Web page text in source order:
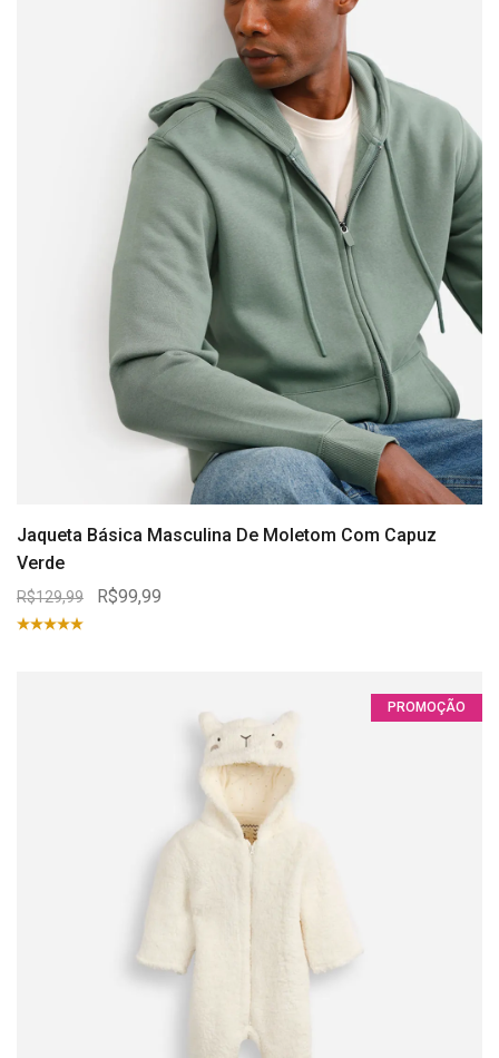
Jaqueta Básica Masculina De Moletom Com Capuz
Verde
R$129,99 R$99,99
PROMOÇÃO